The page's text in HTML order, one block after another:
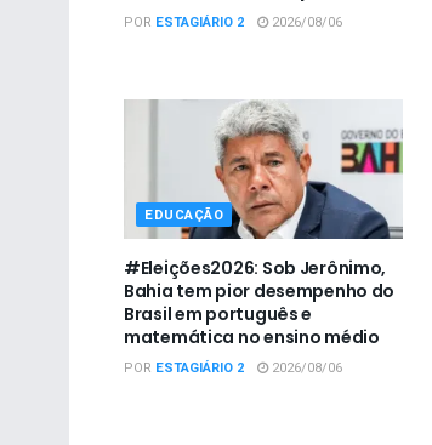
POR ESTAGIÁRIO 2 2026/08/06
EDUCAÇÃO
#Eleições2026: Sob Jerônimo,
Bahia tem pior desempenho do
Brasil em português e
matemática no ensino médio
POR ESTAGIÁRIO 2 2026/08/06